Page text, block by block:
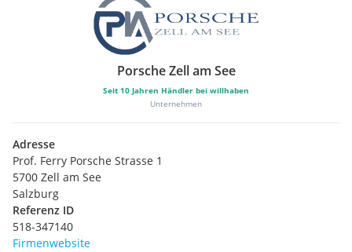
Porsche Zell am See
Seit 10 Jahren Händler bei willhaben
Unternehmen
Adresse
Prof. Ferry Porsche Strasse 1
5700 Zell am See
Salzburg
Referenz ID
518-347140
Firmenwebsite